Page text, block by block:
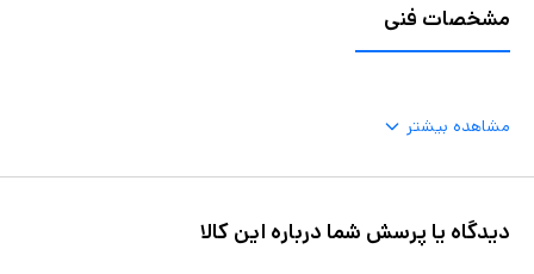
مشخصات فنی
مشاهده بیشتر
دیدگاه یا پرسش شما درباره این کالا